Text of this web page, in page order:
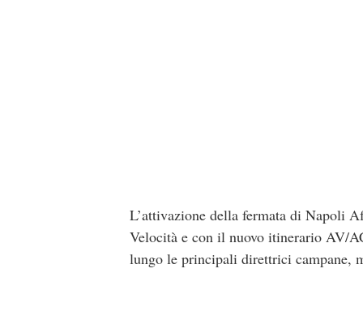
L’attivazione della fermata di Napoli
Velocità e con il nuovo itinerario AV/
lungo le principali direttrici campane,